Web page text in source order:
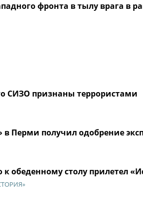
фронта в тылу врага в
СИЗО признаны террористами
Перми получил одобрение
столу прилетел